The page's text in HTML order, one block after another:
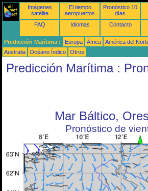
Imágenes
satélite
El tiempo
aeropuertos
Pronóstico 10
días
FAQ Idiomas Contacto
Predicción Marítima : Europa África América del
Australia
Océano Índico Otros
Predicción Marítima :
Mar Báltico,
Pronóstico de